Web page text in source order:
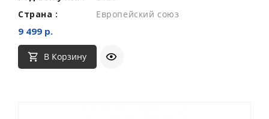
Страна :
Европейский союз
9 499 р.
В Корзину